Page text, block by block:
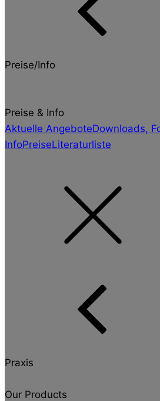
Preise/Info
Preise & Info
Aktuelle AngeboteDownloads,
InfoPreiseLiteraturliste
Praxis
Our Products